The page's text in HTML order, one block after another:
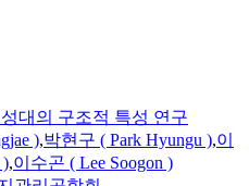
대의 구조적 특성 연구
),박현구 ( Park Hyungu ),이
),이수곤 ( Lee Soogon )